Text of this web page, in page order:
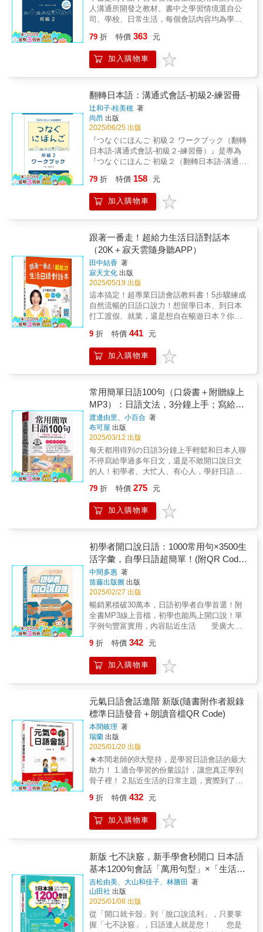
手機來使用，耗時又不方便。（2）坊間當然也
有推出「點讀筆」來改善此種學習上的不方
便，但是一支筆加一本書往往就要二、三千
元，且各家點讀筆又不相容，CP值真的很低。
至手機來聽取音檔的方式，但手機不僅必須要
一直處在上網的狀態，且從掃描到聽取音檔的
時間往往要花個5秒以上，很令人氣結。（4）
特別領先全球開發了「VRP虛擬點讀筆」，並
獲得專利，希望這個輔助學習的工具，能讓讀
者不僅不用再額外花錢，且使用率和相容性也
是史上最高。3. 「VRP虛擬點讀筆」就是這麼
方便！（1）讀者只要透過書中的QR Code連
結，就能立即下載「Youtor App」。（僅限
iPhone和Android二種系統手機）（2）下載完
描內頁QR Code，將音檔一次從雲端下載至手
機使用。（3）當音檔已完成下載後，讀者只要
拿出手機並開啟「Youtor App」（內含VRP虛
啟上網功能。（4）「VRP虛擬點讀筆」就像是
點讀筆一樣好用，還可以調整播放速度（0.8-
1.2倍速），加強聽力練習。（5）「VRP虛擬
點讀筆」比點讀筆更好用，具有定時播放、背
景播放的功能，也可以自動換頁或是手動點選
想要的頁數，聆聽該頁音檔。（6）如果讀者擔
心音檔下載後太佔手機空間，也可以隨時刪除
音檔，下次需要使用時再下載。購買本公司書
籍的讀者等於有一個雲端的CD櫃可隨時使用。
（7）詳細使用及操作方法請見書中使用說明。
裡使用「VRP虛擬點讀筆」網頁版？（1）讀者
只要打開網址（https://webvrp.17buy.com.tw）
註冊／登入會員即可。2. 為什麼會有「VRP虛
含VRP虛擬點讀筆）已提供讀者方便又有效率
的音檔聽取方式。而為了滿足讀者需求，提供
讀者更多元、更便捷的學習途徑，特別開發
「VRP虛擬點讀筆」網頁版。（2）透過「VRP
虛擬點讀筆」網頁版，讀者可以線上聽取音
檔，進行學習。3. 如何使用「VRP虛擬點讀
筆」網頁版？（1）讀者登入會員後，只要輸入
書名或ISBN檢索書籍，點選書籍進入音檔的播
的2個問題，完成答題認證，立即開通會員限定
有搭配學習影片，也可以線上觀看影片。（3）
「VRP虛擬點讀筆」網頁版就像是點讀筆一樣
好用，可以調整播放速度（0.8-1.2倍速），加
強聽力練習。也可以自動換頁或是手動點選想
要的頁數，聆聽該頁音檔。（4）如果關掉網頁
後，下次想要學習時，可以從「會員專區」裡
的「學習紀錄」查找上次學習的書籍，點選、
接續學習。（5）請注意，若距離上次登入超過
一個月，網站會自行登出帳戶，需再次登入，
並完成題目驗證後使用。（6）詳細使用及操作
方法請見書中使用說明。※本書未提供光碟燒
錄服務。※雖然我們努力做到完美，但也有可
能因為手機的系統版本和「Youtor App」不相
容導致無法安裝，在此必須和讀者說聲抱歉，
若無法正常使用，請與本公司聯繫，由專人為
您服務。
謝老師。@sunmoonbox6860：謝謝老師的教
學影片，這很棒呢！透過仔細說明比較，我一
容易混淆的文法句型分析比較，很受用，老師
老師的用心教學。@raychau2utube：井上老
師，很喜歡你清晰的講解方式。特別是造句練
習部分，讓我能加深瞭解和記憶，對我們這些
自學日語者很有幫助呢！@carenlei9983：以前
看過這幾個用法上區別的文字解釋，但很容易
就忘記了，看完井上老師的說明後便能記住
了！謝謝老師。
含樣態、變化、否定的請求、建議、可能、經
驗、假定、被動、使役、意志等進階文型，有
樓。第1課 このコロッケは おいしそうで
す。第2課 私は オリンピック選手に なり
たいです。第3課 みんな まじめに 勉強し
て います。第4課 コーヒーを 飲みなが
ですから、この道を 通らないで くださ
い。第6課 日本人と 日本語で 話す こと
が できますか。第7課 台北101ビルに 登
った ことが ありますか。第8課 観音山
が 見えたり 見えなかったり します。第9
課 時間が なければ、タクシーで 行きま
す。第10課 誕生日の お祝いに パソコン
を もらいました。第11課 親切に して
もらった ことが 忘れられません。第12
第13課 先生は 学生に 日本語の 歌を
歌わせます。第14課 明日、台風が 来る
と 思います。第15課 友達と 一緒に ゲ
1 單字，生活實用 以日常生活常用單字、
慣用語以及新日檢N5-N3範圍必備之語彙為基
準，配合各課所需分別運用於課文內。例：1
コロッケ 1 （名） 可樂餅2
そら 1 空 （名） 天空Step
2 句型，基礎必備 每課安排3～4個基本句
型，加上簡單的文法說明、例句，獲得基礎必
備之語法知識。例：1 【形容詞＋そうで
す」表示「看起來好像～的樣子」。 例
外：「いいです（好的）→よさそうです（好
像很好）」、「ないです（沒有）→なさそう
です（好像沒有）」。 以「形容詞＋そう
キ」（看起來很好吃的蛋糕）。・このコロッ
ケは おいしそうです。・この映画は おも
しろそうです。Step 3 練習，複習精準
配合各課句型練習實際句子，除了基本的模仿
練習，也安排了自由發想、發揮的練習項目。
此外並附有解答，句型就在練習中牢牢記住。
例：1.（例）そのマーボー豆腐・とても辛いà
そのマーボー豆腐はとても辛そうです。① こ
の問題・難しい à ② 彼女・嬉しい àStep 4
本文，活潑易記 運用基本句型，發展出會
話單元，能將該課所學即時融會貫通，學習日
語不枯燥，也不需要一味死記。例：陳 ：そ
のシュークリーム、おいしそうですね。食べ
で。たくさんありますから。陳 ：じゃ、こ
れ、いただきます。Step 5 日語文化直播，
一則則知性又有趣的語言故事 各課學習
後，兼顧日語學習以及對日本文化的認識，精
心策畫「日語文化直播」單元，讓您領略日本
文字之美，以及感受日本文化的奧義。例：戴
著貓咪的面具 語言中許多措辭的靈感來自
我們周遭的環境，日語裡便有一類慣用語，使
用了各式各樣的動物，並且絕大部分是利用動
物本身的特性，來比喻人們的作為。如「?をか
巧的樣子；「馬が合う」是說彼此個性相投，
就像馬和騎士之間的默契；「袋の鼠」是指如
袋子裡的老鼠一樣，無處可逃；「牛の歩み」
則是比喻像牛走路一樣慢吞吞。這些動物接近
人類的生活，自然容易成為語言中的譬喻對
象。Step 6 音檔，自然標準 附日語發音
＋朗讀音檔QR Code，由作者錄製最標準的東
京腔發音，掃描下載，一邊聆聽，一邊跟著學
習、記憶，就能跟著說出一口標準的東京
腔。 學習日語，你還不知道要用哪一本教
科書嗎？ 最專業、有豐富日語教學經驗的
淡江大學日文系教師群，隆重推出最符合第二
（下）》，好學又有趣的內容，讓你一看就知
道，就是要學日本語！
學者：所有的句子都是初學必備簡單句型，以
方便初學者立即朗朗上口。◆單字自由對換，
擴充學習數量：每一個例句都可以替換單字，
訓練靈活運用之外，學習到的句子數量，也跟
搭配專業日籍老師錄製的線上MP3，讓你日語
說得更標準。【初學日語，要勇於開口】◆學
習會話最重要的就是要勇於開口。因為，只有
通。這一道理不管學習什麼語言都一樣，而克
服害怕開口的恐懼，就是只要一有機會，就勇
敢地大聲說，這樣自己的會話程度，絕對會有
顯著的進步。不僅如此，你和對方的距離，也
會在短時間內迅速拉近呢！【從閱讀著手】◆
學習日語，可以從眼睛的閱讀著手，這對已經
會中文的我們來說是非常有利的，因為日語和
有學過日文的人，只要藉著句中的關鍵漢字，
大部分就能猜出句子的大概意思。【從聽力著
手】◆耳朵的聽力練習也是很重要的，因為一
話題，進而表達自己的意思。這也就是，聽力
訓練在日語學習上，不容忽視的一個要因了。
【激發潛力，順口溜日語】◆想激發自己聽、
說的潛力，就得去找尋發音的竅門，及語言的
基本慣用句。然後，尖起耳朵，現學現賣，這
樣一次到位的日語，便不知不覺地，從你口中
順口溜了出來了。【內容重點】◆精選出許多
既短小簡單，又能馬上派上用場的句子。這些
以食衣住行為主題的句子，出現在實際生活上
的次數非常頻繁。◆只要你用眼睛、耳朵、嘴
就馬上造一個跟自己有關的句子，只要你不斷
地練習，透過這種自然的學習方式，你的日語
會話絕對立竿見影，成效顯著。【附贈免費
標準錄音，以「附贈線上MP3，免費QR Code
音檔」，全新呈現給讀者，行動學習，即掃即
聽。◆隨時隨地，輕輕鬆鬆就把日語學好，無
論生活、旅遊、打工、遊學，通通都沒問題，
搭配學習，效果加倍！
人溝通所開發之教材。書中之學習情境選自公
司、學校、日常生活，每個會話內容均為學習
目標設定於培養學習者之社會參與能力，因
此，在導入順序之安排上，日語溝通能力優先
於語彙及文法理解。本書之學習步驟為：先練
能進行應用練習。情境會話→ 句型確認→ 句型
練習→ 應用會話 學習者先學會情境會話之
後再確認句型，所以可以快速理解句型之意
義。而教師可因此省去冗長之句型引導及說
明，讓大部分的時間運用於學習者之間的會話
練習上。從情境會話開始學習的優點之一就是
能快速地學會自然的對話方式。『つなぐにほ
んご 初級』（¬¬翻轉日本語-溝通式會話 初
級）的結構 本系列共有30課，所收錄之內
交往情境。「初級」共分２冊，第１課～第15
課為「初級１」，第16課～第30課為「初級
２」。 「初級１」的內容是日常生活中生
存必備之情境；「初級２」的內容是社會參與
時，向他人說明要件、交換意見、討論事情等
之互動情境。每個章節中標示「能夠完成的事
（Can-do）」。本書之目標「能夠完成的事
（Can-do）」相當於CEFR（歐洲語言共同參
考架構）的Ａ１∕Ａ２及ＪＦ日語教育標準之Ａ
１∕Ａ２等級。 每課分成２～４個單元，每
１單元有１篇情境會話及會話句型之練習。情
境會話中出現之人物設定為公司、學校、日常
與他的同事、上司；日語學校的學生與老師；
住宅管理人、居民、鄰居等。達成等級 ：
CEFR A1／A2、JF 日語教育標準 A1∕A2、
字之使用 『つなぐにほんご 初級』（¬¬翻
轉日本語-溝通式會話 初級）自第６課開始慢慢
導入漢字。「初級１」出現約100個漢字；而
「初級２」約有300個漢字。 漢字下方會標
註假名，但「初級２」的「閱讀練習」當中之
漢字，若在「初級１」曾出現過則不標註假
名。每課的結構◆課首頁 單元：每課有２～
４個情境會話◆情境會話 ◆句型練習 ◆會話練
習／Can-do確認 ◆語彙‧表達／句型 ◆活動 ◆
閱讀練習／書寫練習＜情境會話＞‧附音檔
人物的台詞編排在插畫兩側，學習者可用紅色
隱形墊板將文字遮蓋著練習。＜句型練習＞ ‧示
範例文中附有音檔 此部分在於確認並練習
擬使用情境進行練習。＜會話練習＞ ‧附音
檔 此部分是情境會話之應用練習，內容有
「できますか（你會嗎？）」「これもできま
すか（你也會這個嗎？）」「じゆうにはなし
ましょう（自由會話）」。「できますか」是
與情境會話內容相似的練習；「これもできま
すか」是進階應用；「じゆうにはなしましょ
う」是自己思考說話的內容。＜Can-do 確認
習完各單元之內容後，請確認自己能做到哪個
表「做到」；☆代表「勉強做到」。初次學習
時，即使無法精確做到也無須氣餒。待進度往
前一些之後，請再次確認是否做到該單元所設
定之目標。＜語彙‧表達／句型＞ 情境會
話、句型練習的新單字、新的表達方式，以及
從情境會話中選出之句型均按照出現順序統
整。＜活動＞ 這部份提供了能運用於該課
情境會話及「Can-do」之活動方案。學習者可
以針對該課的主題進行訪問、對話、講述練
習。活動之練習目的在於實際運用日語溝通、
連續說出句子並配合對方說話。＜閱讀練習
＞ 本書在每課的最後加入讀解教材。因學
習者在學會平假名、片假名之後才開始閱讀，
因此，閱讀練習可能比實際學習的進度晚數
課。此讀解教材是為了讓學習者能彼此交換意
見並漸進深入閱讀的教材。首先，由簡單的資
＜書寫練習＞ 這部分是練習寫出與「Can-
do」的目標、「活動」及「閱讀練習」相關之
文章。為了有效率地培養全方位之日語能力，
本書從初級階段即刻意安排書寫練習，以讓學
習者在習慣書寫的同時，能均衡發展「聽・
說・讀・寫」４種技能。本書所導入之書寫練
習均是實際場景中會使用到的內容。＜專欄
＞ 專欄中有語彙介紹、助詞總整理等內
79 折 特價 363 元
加入購物車
翻轉日本語：溝通式會話-初級2-練習冊
辻和子‧桂美穂 著
尚昂 出版
2025/06/25 出版
『つなぐにほんご 初級２ ワークブック（翻轉
日本語-溝通式會話-初級２-練習冊）』是專為
『つなぐにほんご 初級２（翻轉日本語-溝通式
教科書中各課的學習項目，編入對應的文法及
聽解題目。 題目設計上，盡可能在文法題
及聽解題中代入各課的新出語句。文法題對應
單獨撕下。 與教科書配合使用，能使學習
者對學習項目的理解更加正確、清晰，培養紮
實的基礎。此外，透過本書充分的視與聽的練
習，能提升學習者對語句及文法的運用能
力。 本系列備有與教科書及練習冊一同使
用的「Webドリル（線上練習）」。學習者可
在智慧型手機或平板電腦上學習文字（平假
名、片假名）、語彙（數字、日期、時間、星
期、顏色、量詞等）、活用（動詞、い形容
詞）之初級不可或缺，且必須反覆練習的學習
ぐにほんご 初級２』（翻轉日本語-溝通式會
話-初級２）整體的結構●教科書
→ 下載音檔●練習冊＜文法／聽解＞→ 下載
平假名・片假名 ◆語彙—數字・日期・時
間・星期・顏色・量詞 等 ◆活用—動詞・い
形容詞練習冊的結構與使用方法 文法為每
單元一頁兩面，聽解為每課一頁兩面的練習卷
所構成。可沿撕線撕開使用。文法題Step１
基本練習題，對應教科書內的學習項目。Step
２ 應用練習題，類似日本語能力試驗
（JLPT）的出題形式。Step３ 短文書寫題，
關的內容。 可當課堂上用於學習評量的小
練習，也可當作業使用。在課堂上使用時，為
免對每日的授課及學習者造成負擔，可在10～
15分鐘內完成。聽解題 題目以每個單元分
開，並對應教科書內的學習項目。題目有連連
看、是非題、選擇題、填充題等各類型。也有
「課題理解」、「ポイント理解」、「発話表
現」、「即時応答」等，與日本語能力試驗
（JLPT）相似的題型。 可以每單元分開使
用，也可以當作１課的總結使用。１個單元約
５分鐘，即使需要進行意見反饋或重聽，亦可
以在15分鐘左右完成。若當作１課的總結使
用，大約需要30～45分鐘。如果學習者在聽力
上有困難，無法充分掌握聽力技巧，可以擇日
再進行，或簡單複習教科書中的情境會話後，
再重新進行一遍。關於音檔 本書隨附之音
檔可供下載。▶若您使用PC，可利用官方網站
下載。▶若您使用智慧行動裝置（iPhone、
（線上練習） 在「Webドリル（線上練
習）」中，您可以透過抽認卡及答題的方式複
習在課堂上學到的內容。「Webドリル（線上
練習）」共有「文字（平假名、片假名）」、
「語彙」、「活用」４種練習。使用智慧型手
機或平板電腦。• 支援智慧型手機及平板電腦。
• 請將畫面設成縱向進行學習。• 無須使用日語
鍵盤。＜系統需求＞ 作業系統：iOS 12/11,
Android 7.0 瀏覽器：Safari, Chrome●文字
(平假名・片假名) 可進行平假名、片假名，
看過字形及筆順的動畫後，將使用到該文字的
單字之插圖及讀音一起記憶。 ▶答題 聆聽
聲音選出正確的文字；看圖選出正確的單字。●
文讀音，以及物品量詞的練習。 ▶數目 看
數字後，選出該數字的日語讀音。 ▶量詞
看物品的種類及數量，選出適當的數量單位。●
活用 可配合課程的進度，複習動詞、い形
容詞變化。 ▶活用卡 選出對應語彙的變化
形。 ▶活用答題 自下方選出符合句型的文
字填入空格中，以完成句子。
79 折 特價 158 元
加入購物車
跟著一番走！超給力生活日語對話本
（20K＋寂天雲隨身聽APP）
田中結香 著
寂天文化 出版
2025/05/19 出版
這本搞定！超專業日語會話教科書！5步驟練成
自然流暢的日語口說力！想留學日本、到日本
打工渡假、就業，還是想自在暢遊日本？你的
書！這本專業設計的超實用日語會話書，一次
搞定學校、職場、生活圈等會話情境，內容包
含三大主題：與朋友交流的「社交會話」，購
聊、購物搭車、醫院問診，到打工上班的職場
對話，我們幫你把「真實日本生活」一次打包
帶走！比起一般強記型的會話書，我們用最扎
實的專業編排，帶你練成真正能說出口的日語
力！【五大黃金步驟，口說力自然爆發】Step
1 關鍵單字：從主題核心單字開始，學習基礎
核心字彙，切入會話主題，無負擔地輕鬆累積
基礎力！Step 2 關鍵好句：涵蓋大量實用情境
基本句及常用句，一次學會最貼近生活情境的
各式說法，讓你自由選用、靈活變通！ Step 3
用句直擊需求，好學好用，不多嘮叨說廢話，
真正做到「學了就能馬上開口說」！Step 4 句
型文法：反覆練習會話中的重要句型文法，扎
更自然流暢！Step 5 練習問題：每個單元都有
豐富練習題，不只鞏固單字和文法，還加強聽
力訓練，重新審視自己學習的成果。題型設計
豐富多元，除單字、文法句型練習之外，還加
重聽力題目，可達到聽、說能力加乘的效果。
特別加碼！本書還貼心補充各種日常「豆知
識」，說明更多相關道地用語與文化小常識，
可加強會話中的背景知識，讓你的日語更有深
能打下堅實口說基礎，自在開口，說一口好日
語！-------------------------------------------------------------
--------------搭配寂天雲APP聆聽訓練聽力最有
效！掃描封面QR Code，下載專屬音檔，母語
老師帶你標準發音、練就超強聽力！功能特
色：• 靈活播放： 循環、單曲重播、自訂播放
速度，學習更有效率。• 便利設計： 內建QR
Code掃描，快速定位書本內容。• 隨時學習：
支援背景播放，通勤、運動、睡前都能學。• 重
點標記： 加星號標籤，快速復習高頻音檔。讓
書本與音檔無縫結合，幫你隨時隨地高效學
習，輕鬆打造聽力！
9 折 特價 441 元
加入購物車
常用簡單日語100句（口袋書＋附贈線上
MP3）：日語文法，3分鐘上手；寫給想
要馬上開口說日語的人。
渡邊由里、小百合 著
布可屋 出版
2025/03/12 出版
每天都用得到の日語3分鐘上手輕鬆和日本人聊
不停寫給學過多年日文，還是不敢開口說日文
的人！初學者、大忙人、有心人，學好日語的
人最常用的生活會話和口頭用語◆喜、怒、
哀、樂，表達簡單、無障礙◆迷你口袋書，輕
薄短小，教學、自學兩相宜◆熟記關鍵100句，
涵蓋所有日常生活會話◆易套用：每個關鍵
句，都有三組對話，讓您反覆套用◆可活用：
小詞庫收錄生活化單字，快速提升日語程度◆
最簡單的情境解說方式，一看就會，靈活運用
◆增加您的臨場反應，日語會話實力立即3級跳
◆適合日語初學者，從最簡單、最實用的會話
入門◆只要熟記這100句，各種日語會話都「大
丈夫」啦!【無師自通，教學、自學兩相宜】◆
你是不是也有這樣的困擾？明明日文文法很熟
練、單字也背得夠多，但是一遇到開口說日語
用敬體？這樣說會不會失禮？反覆練習的會話
書例句，通通掉到太平洋去了？ ◆學語言最重
要的是臨場反應，而不是你能背幾句、記多
能不加思索脫口而出，本書精選的100 句日語
常用會話，恭喜你！你的日語程度，已經比寒
窗苦讀一年半載的「死讀書派」，強上幾倍
了！【內容重點】◆本書收集了日本人最常用
來表達，喜怒哀樂的生活會話和口頭用語，以
最簡單的情境解說方式，讓人一看就知道用
法，可以靈活運用到各種場合。◆只要記熟這
關鍵的100 句，各種日語會話的場合都「大丈
應，讓您的會話程度三級跳； 當然，也適合給
門。寫給：想要馬上開口說日語的人；或學過
多年日文，還是不敢開口說日文的人，◆熟記
關鍵100句，可以馬上和日本人聊不停！【附贈
免費線上MP3音檔】◆爲了使讀者學習最正確
的發音、語調，本書的外師標準錄音，以「免
費QR Code線上MP3音檔」，呈現給讀者，行
動學習，即掃即聽。◆精質的線上MP3，由日
本專業播音員親自錄音，配合線上MP3反覆練
習，自然可學到一口標準正確的日語發音、語
調，輕輕鬆鬆就把日語學好。
79 折 特價 275 元
加入購物車
初學者開口說日語：1000常用句×3500生
活字彙，自學日語超簡單！(附QR Code
線上音檔)
中間多惠 著
笛藤出版圖 出版
2025/02/27 出版
暢銷累積破30萬本，日語初學者自學首選！附
全書MP3線上音檔，初學也能馬上開口說！單
字例句豐富實用，內容貼近生活 受廣大讀
銷超過20年！全書共分成五大章節，以循序漸
進的方式，引導讀者們學習。第1～3章，介紹
基本的日語生活用語；第4～5章，介紹如何實
要知名景點等單字。本書不僅僅是一本生活會
話書，也是一本實用的單字記憶書，對初學者
來說無疑是一本全能的日語入門學習書。全書
中日對照單字、例句、搭配會話音檔，走到哪
聽到哪，記憶更深刻、聽說更流暢！活用本
書，相信一定可以達到意想不到的學習效果
唷！本書七大特色《五大章節，從基礎到進
階》以循序漸進的方式，教你如何用最基本的
日語句子表達想法、和日本人溝通，甚至出國
旅遊都能暢行無阻！《1000句．3000字彙》上
讀者的學習慾望！《全書中日對照．附羅馬拼
音》全書中日對照並標注羅馬音，方便學習好
對照。即使不會五十音，也可以輕鬆開口說！
單字記憶法，讓讀者學習日語更上手，直接手
指溝通也大丈夫！《日本各地地鐵路線圖、各
路線站名》除了方便旅遊的地鐵路線圖外，各
路線站名也依序標示出日語發音和羅馬拼音，
在日本搭地鐵會讀也會唸！《完整介紹日本知
名景點、店名》本書最後特別介紹日本各地旅
遊景點及大家耳熟能詳的店名一覽，幫助您在
9 折 特價 342 元
加入購物車
元氣日語會話進階 新版(隨書附作者親錄
標準日語發音＋朗讀音檔QR Code)
本間岐理 著
瑞蘭 出版
2025/01/20 出版
★本間老師的8大堅持，是學習日語會話的最大
助力！ 1.適合學習的份量設計，讓您真正學到
骨子裡！ 2.貼近生活的日常主題，實際到了日
心能力就在此！ 4.雙管齊下的聽說訓練，會聽
就會說，會說就會聽！ 5.豐富有趣的練習活
動，交友的技巧就從這裡開始！ 6.不可不知的
讀音檔，隨時都能練習！ 市面上日語會話書那
麼多，但是只有這本面面俱到！ 全新修訂再出
擊！最受歡迎的日語會話書《元氣日語會話
進階 新版》來了！字大好學習‧圖多好輕鬆‧內容
最貼近生活，面面俱到！單字‧會話‧文法‧練習，
一次到位！只要掃描QR Code即可下載音檔，
隨時隨地都能學習日語會話！《元氣日語會
話 進階 新版》要您不止會說日語，還要說得
9 折 特價 432 元
加入購物車
新版 七不訣竅，新手學會秒開口 日本語
基本1200句會話「萬用句型」×「生活單
字」input輸入→output輸出寶典！ (25K
＋QR Code線上音檔)
吉松由美、大山和佳子、林勝田 著
山田社 出版
2025/01/08 出版
從「開口就卡殼」到「脫口說流利」，只要掌
握「七不訣竅」，日語達人就是您！ 您是